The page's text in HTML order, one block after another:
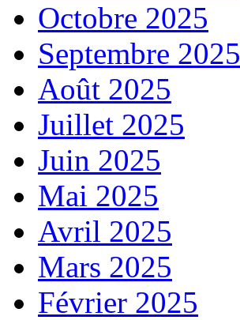
Octobre 2025
Septembre 2025
Août 2025
Juillet 2025
Juin 2025
Mai 2025
Avril 2025
Mars 2025
Février 2025